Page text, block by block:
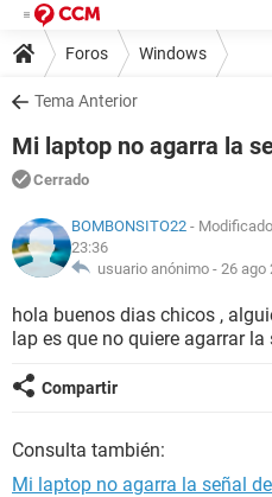
Foros Windows
Tema Anterior
Mi laptop no agarra la
Cerrado
BOMBONSITO22-
23:36
usuario anónimo - 26 ago
hola buenos dias chicos ,
lap es que no quiere agarrar
Compartir
Consulta también:
Mi laptop no agarra la señal